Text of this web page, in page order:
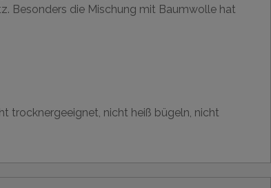
Besonders die Mischung mit Baumwolle hat
trocknergeeignet, nicht heiß bügeln, nicht